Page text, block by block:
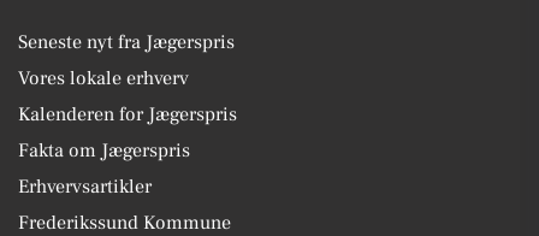
Seneste nyt fra Jægerspris
Vores lokale erhverv
Kalenderen for Jægerspris
Fakta om Jægerspris
Erhvervsartikler
Frederikssund Kommune